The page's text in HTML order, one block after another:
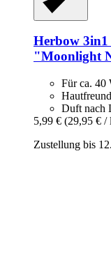
Herbow 3in1
"Moonlight
Für ca. 40
Duft nach
5,99 € (29,95 € /
Zustellung bis